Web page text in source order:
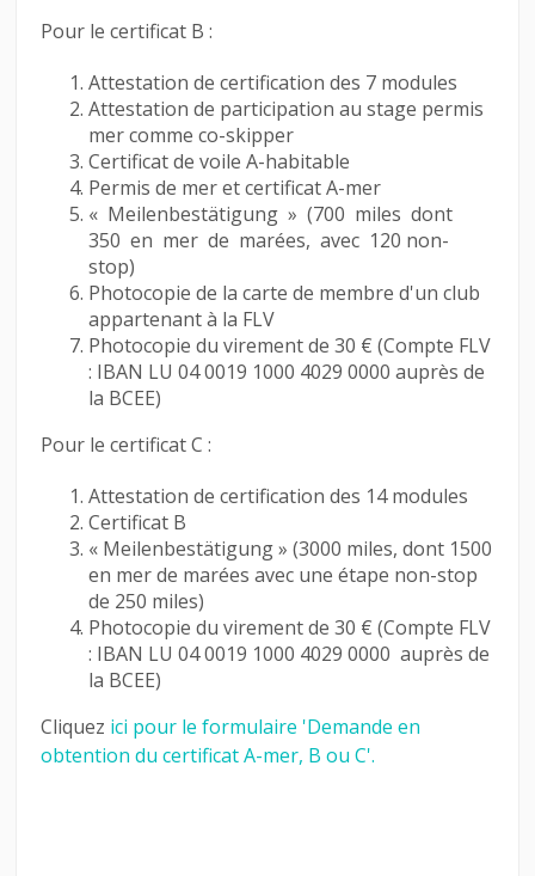
Pour le certificat B :
Attestation de certification des 7 modules
Attestation de participation au stage permis
mer comme co-skipper
Certificat de voile A-habitable
Permis de mer et certificat A-mer
« Meilenbestätigung » (700 miles dont
350 en mer de marées, avec 120 non-
stop)
Photocopie de la carte de membre d'un club
appartenant à la FLV
Photocopie du virement de 30 € (Compte FLV
: IBAN LU 04 0019 1000 4029 0000 auprès de
la BCEE)
Pour le certificat C :
Attestation de certification des 14 modules
Certificat B
« Meilenbestätigung » (3000 miles, dont 1500
en mer de marées avec une étape non-stop
de 250 miles)
Photocopie du virement de 30 € (Compte FLV
: IBAN LU 04 0019 1000 4029 0000 auprès de
la BCEE)
Cliquez ici pour le formulaire 'Demande en
obtention du certificat A-mer, B ou C'.